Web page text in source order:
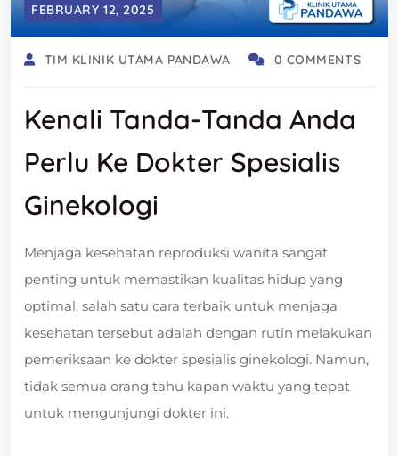
FEBRUARY 12, 2025
TIM KLINIK UTAMA PANDAWA 0 COMMENTS
Kenali Tanda-Tanda Anda
Perlu Ke Dokter Spesialis
Ginekologi
Menjaga kesehatan reproduksi wanita sangat
penting untuk memastikan kualitas hidup yang
optimal, salah satu cara terbaik untuk menjaga
kesehatan tersebut adalah dengan rutin melakukan
pemeriksaan ke dokter spesialis ginekologi. Namun,
tidak semua orang tahu kapan waktu yang tepat
untuk mengunjungi dokter ini.